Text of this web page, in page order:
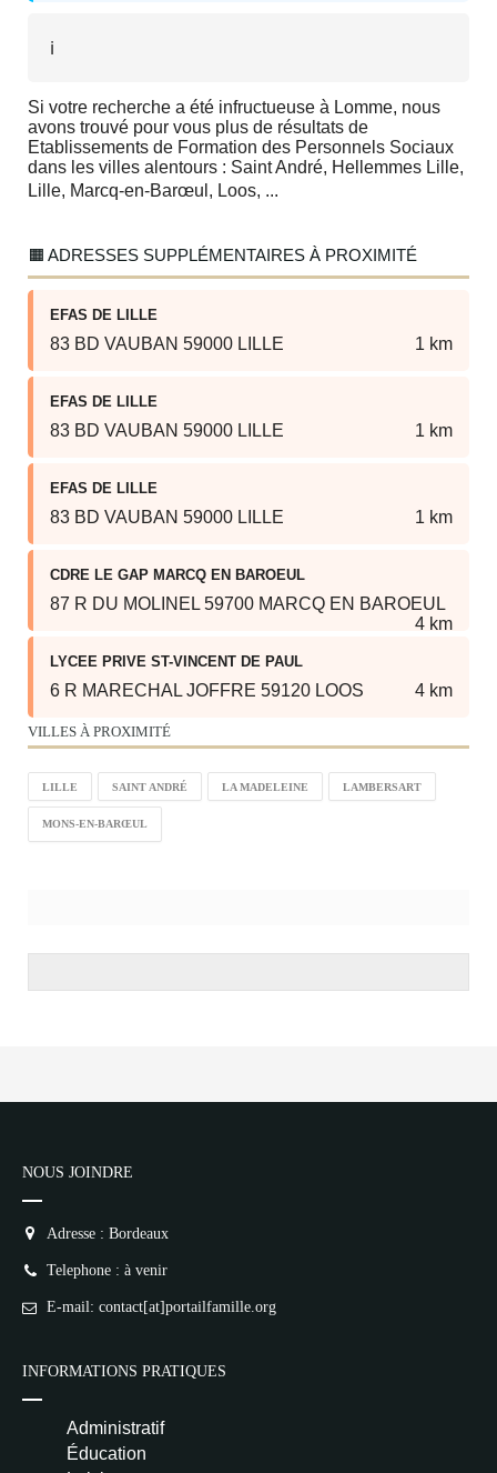
ℹ️
Si votre recherche a été infructueuse à Lomme, nous
avons trouvé pour vous plus de résultats de
Etablissements de Formation des Personnels Sociaux
dans les villes alentours : Saint André, Hellemmes Lille,
Lille, Marcq-en-Barœul, Loos, ...
🟧 ADRESSES SUPPLÉMENTAIRES À PROXIMITÉ
EFAS DE LILLE
83 BD VAUBAN 59000 LILLE 1 km
EFAS DE LILLE
83 BD VAUBAN 59000 LILLE 1 km
EFAS DE LILLE
83 BD VAUBAN 59000 LILLE 1 km
CDRE LE GAP MARCQ EN BAROEUL
87 R DU MOLINEL 59700 MARCQ EN BAROEUL
4 km
LYCEE PRIVE ST-VINCENT DE PAUL
6 R MARECHAL JOFFRE 59120 LOOS 4 km
VILLES À PROXIMITÉ
LILLE SAINT ANDRÉ LA MADELEINE LAMBERSART
MONS-EN-BARŒUL
NOUS JOINDRE
Adresse : Bordeaux
Telephone : à venir
E-mail: contact[at]portailfamille.org
INFORMATIONS PRATIQUES
Administratif
Éducation